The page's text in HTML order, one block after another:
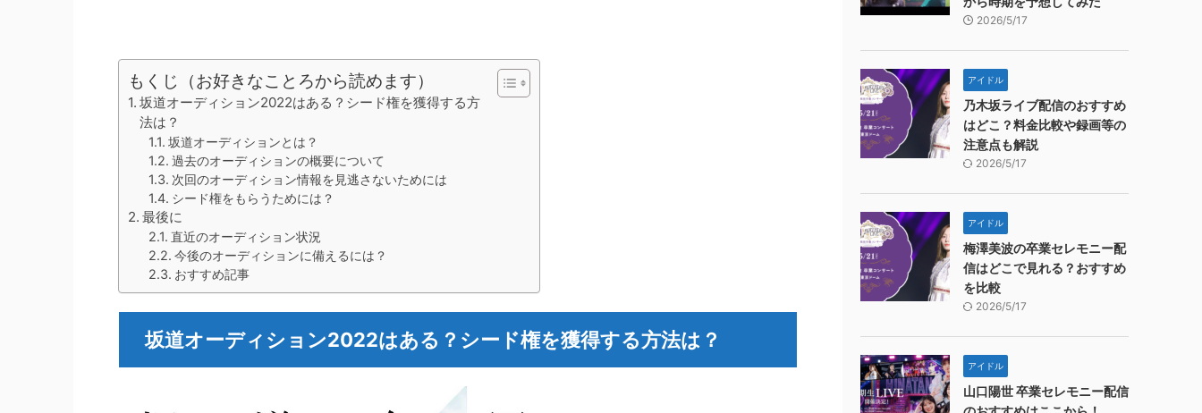
もくじ（お好きなことろから読めます）
坂道オーディション2022はある？シード権を獲得する方
法は？
坂道オーディションとは？
過去のオーディションの概要について
次回のオーディション情報を見逃さないためには
シード権をもらうためには？
最後に
直近のオーディション状況
今後のオーディションに備えるには？
おすすめ記事
坂道オーディション2022はある？シード権を獲得する方法は？
2026/5/17
アイドル
乃木坂ライブ配信のおすすめ
はどこ？料金比較や録画等の
注意点も解説
2026/5/17
アイドル
梅澤美波の卒業セレモニー配
信はどこで見れる？おすすめ
を比較
2026/5/17
アイドル
山口陽世 卒業セレモニー配信